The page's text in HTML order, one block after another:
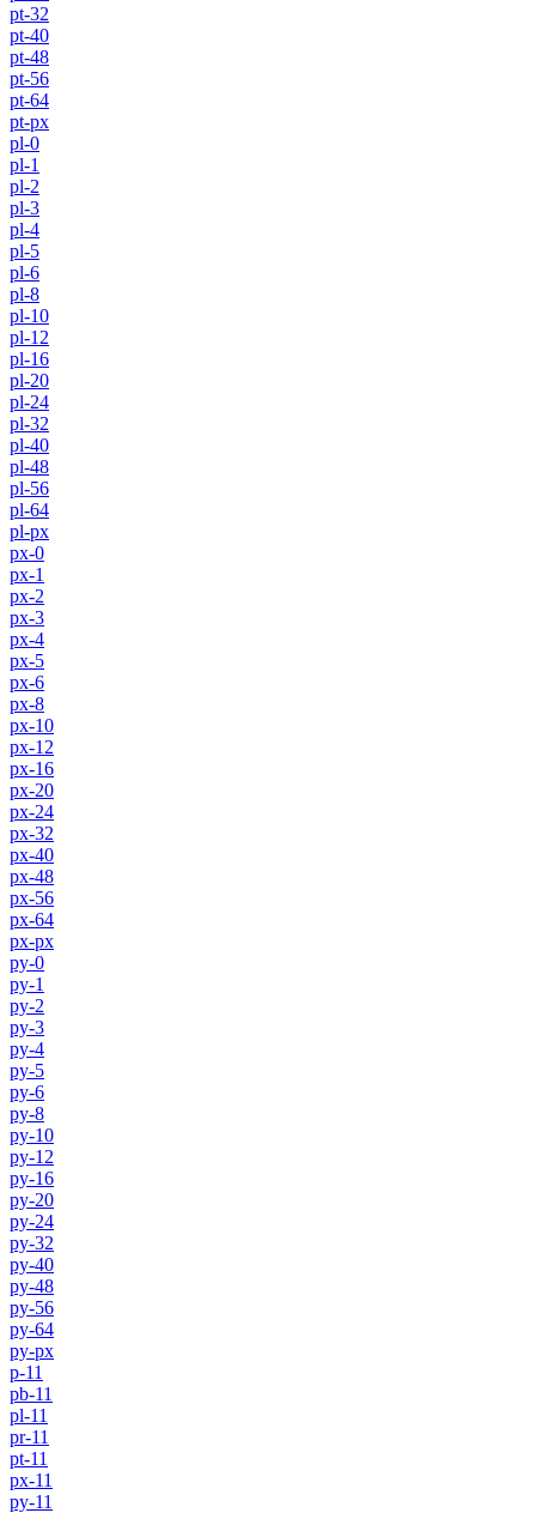
pt-32
pt-40
pt-48
pt-56
pt-64
pt-px
pl-0
pl-1
pl-2
pl-3
pl-4
pl-5
pl-6
pl-8
pl-10
pl-12
pl-16
pl-20
pl-24
pl-32
pl-40
pl-48
pl-56
pl-64
pl-px
px-0
px-1
px-2
px-3
px-4
px-5
px-6
px-8
px-10
px-12
px-16
px-20
px-24
px-32
px-40
px-48
px-56
px-64
px-px
py-0
py-1
py-2
py-3
py-4
py-5
py-6
py-8
py-10
py-12
py-16
py-20
py-24
py-32
py-40
py-48
py-56
py-64
py-px
p-11
pb-11
pl-11
pr-11
pt-11
px-11
py-11